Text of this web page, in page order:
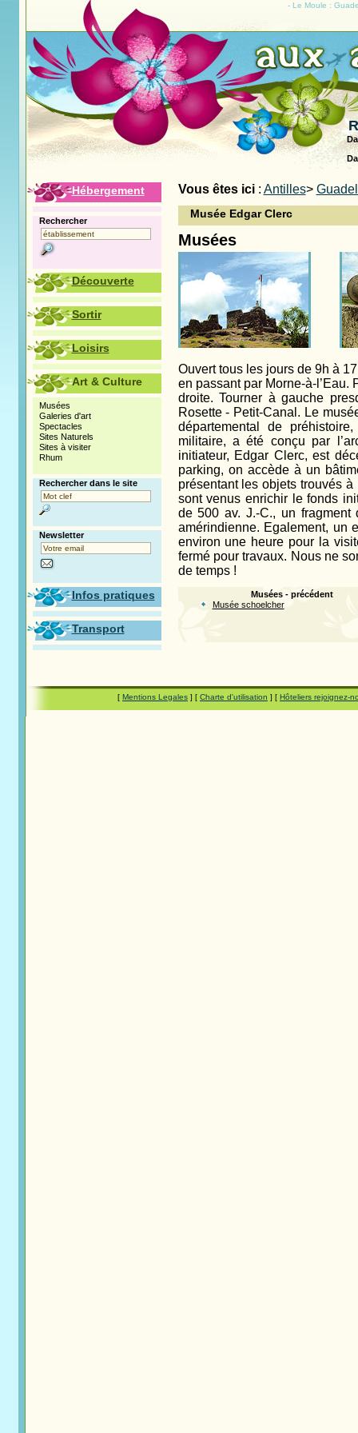
- Le Moule :
Vous êtes ici: Antilles>
Musée Edgar Clerc
Musées
Ouvert tous les jours de 9h à
en passant par Morne-à-l’Eau.
droite. Tourner à gauche
Rosette - Petit-Canal. Le
départemental de
militaire, a été conçu par
initiateur, Edgar Clerc, est
parking, on accède à un
présentant les objets trouvés
sont venus enrichir le fonds
de 500 av. J.-C., un
amérindienne. Egalement, un
environ une heure pour la
fermé pour travaux. Nous ne
de temps !
Musées - précédent
Musée schoelcher
Hébergement
Rechercher
Découverte
Sortir
Loisirs
Art & Culture
Musées
Galeries d'art
Spectacles
Sites Naturels
Sites à visiter
Rhum
Rechercher dans le site
Newsletter
Infos pratiques
Transport
[ Mentions Legales ] [ Charte d'utilisation ] [ Hôteliers rejoignez-